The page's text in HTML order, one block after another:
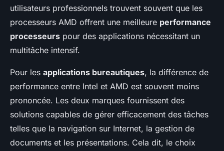
utilisateurs professionnels trouvent souvent que les
processeurs AMD offrent une meilleure performance
processeurs pour des applications nécessitant un
multitâche intensif.
Pour les applications bureautiques, la différence de
performance entre Intel et AMD est souvent moins
prononcée. Les deux marques fournissent des
solutions capables de gérer efficacement des tâches
telles que la navigation sur Internet, la gestion de
documents et les présentations. Cela dit, le choix